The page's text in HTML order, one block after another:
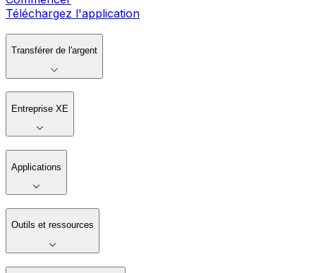
Téléchargez l'application
Transférer de l'argent
Entreprise XE
Applications
Outils et ressources